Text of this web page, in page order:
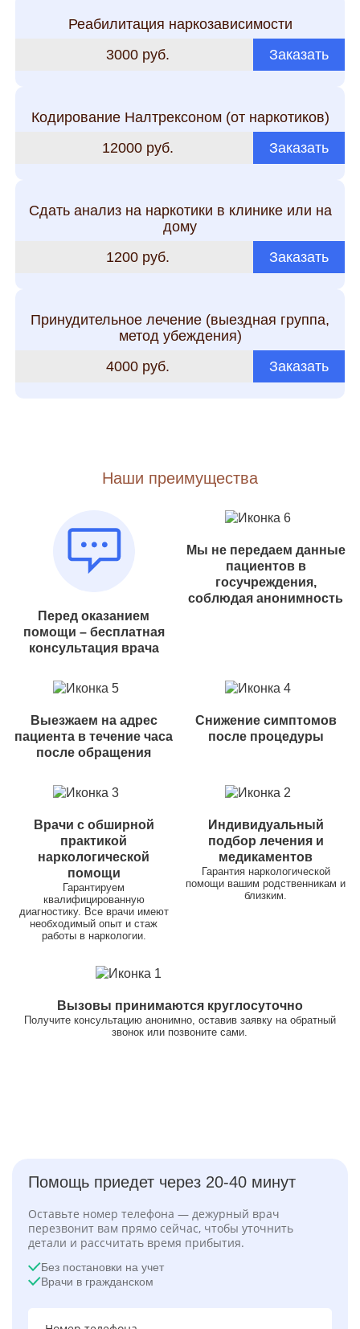
Реабилитация наркозависимости
3000 руб.
Заказать
Кодирование Налтрексоном (от наркотиков)
12000 руб.
Заказать
Сдать анализ на наркотики в клинике или на
дому
1200 руб.
Заказать
Принудительное лечение (выездная группа,
метод убеждения)
4000 руб.
Заказать
Наши преимущества
Перед оказанием
помощи – бесплатная
консультация врача
Мы не передаем данные
пациентов в
госучреждения,
соблюдая анонимность
Выезжаем на адрес
пациента в течение часа
после обращения
Снижение симптомов
после процедуры
Врачи с обширной
практикой
наркологической
помощи
Гарантируем
квалифицированную
диагностику. Все врачи имеют
необходимый опыт и стаж
работы в наркологии.
Индивидуальный
подбор лечения и
медикаментов
Гарантия наркологической
помощи вашим родственникам и
близким.
Вызовы принимаются круглосуточно
Получите консультацию анонимно, оставив заявку на обратный
звонок или позвоните сами.
Помощь приедет через 20-40 минут
Оставьте номер телефона — дежурный врач
перезвонит вам прямо сейчас, чтобы уточнить
детали и рассчитать время прибытия.
Без постановки на учет
Врачи в гражданском